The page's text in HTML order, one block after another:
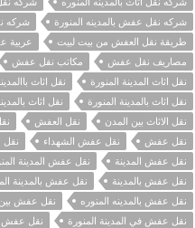
شركه نقل عفش بالمدينه المنورة
شركه
طريقة نقل العفش من بيت لبيت
عربية
مصاريف نقل عفش
مكاتب نقل عفش
نقل اثاث المدينة المنورة
نقل اثاث
نقل اثاث بالمدينة المنورة
نقل اثاث
نقل الاثاث بين المدن
نقل العفش
نقل عفش
نقل عفش الشهداء نقل
نقل عفش المدينة
نقل عفش المدينة
نقل عفش بالمدينة
نقل عفش بالمدينة
نقل عفش بالمدينه المنوره
نقل عفش
نقل عفش في المدينة المنورة
نقل عفش